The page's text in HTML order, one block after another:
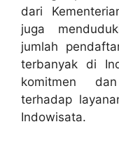
dari
juga
jumlah
terbanyak di
komitmen
terhadap
Indowisata.